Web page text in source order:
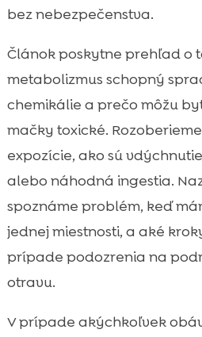
kontaktovať veterinára
Ako nastaviť
prevencie: CricksyCat,
Life
 Mýty a polopravdy o
a mačkách, ktoré si u
 Záver
 FAQ
bez nebezpečenstva.
Článok poskytne prehľad o
metabolizmus schopný
chemikálie a prečo môžu
mačky toxické.
expozície, ako sú
alebo náhodná ingestia.
spoznáme problém, keď
jednej miestnosti, a aké
prípade podozrenia na
otravu.
V prípade akýchkoľvek